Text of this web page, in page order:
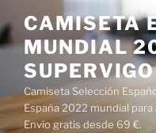
al
contenido
CAMISETA
MUNDIAL
SUPERVIGO
Camiseta Selección
España 2022 mundial
Envío gratis desde 69 €.